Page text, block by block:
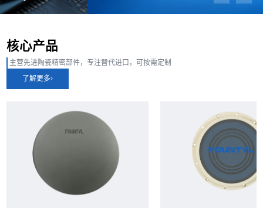
核心产品
主营先进陶瓷精密部件，专注替代进口，可按需定制
了解更多